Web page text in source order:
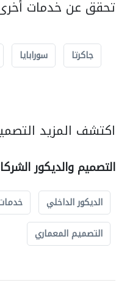
تحقق عن خدمات
جاكرتا سورابايا
اكتشف المزيد
التصميم والديكور
الديكور الداخلي
التصميم المعماري